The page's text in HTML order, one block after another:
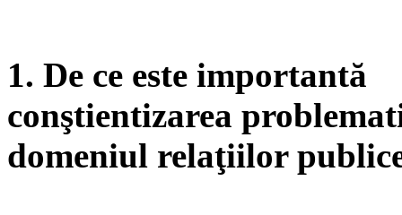
1. De ce este importantă
conştientizarea
domeniul relaţiilor